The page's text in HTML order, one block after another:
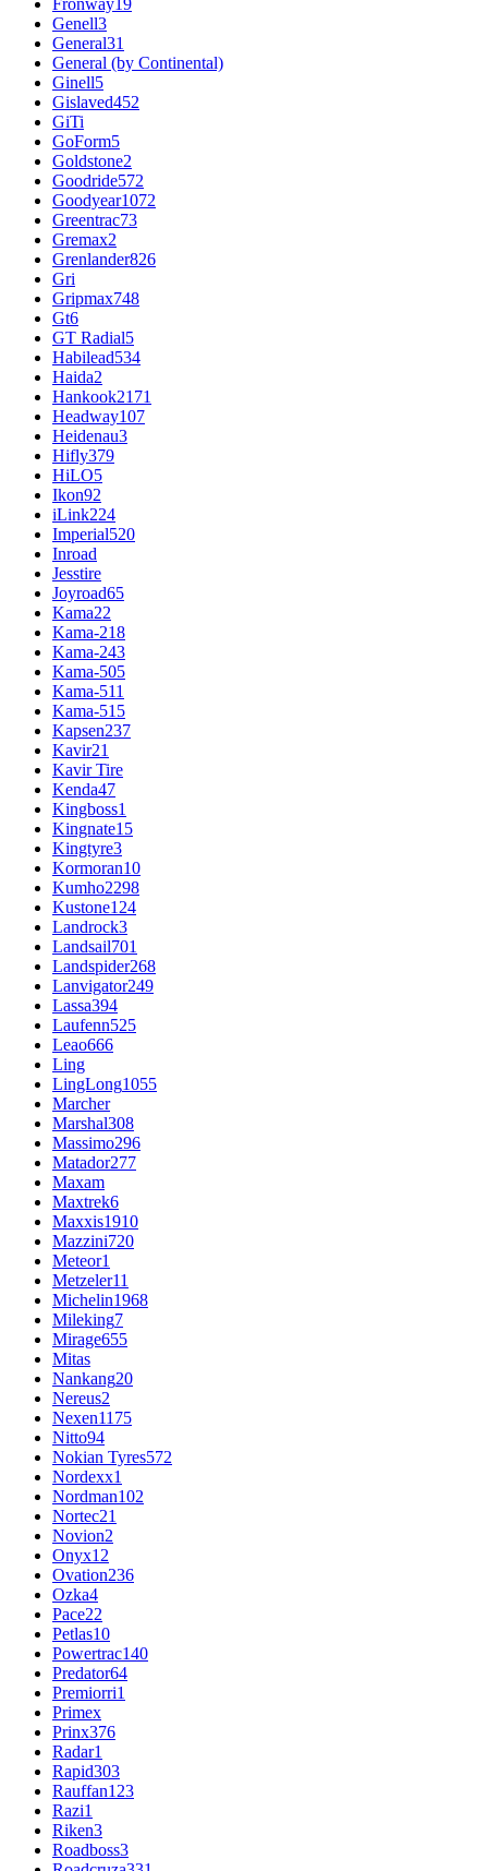
Fronway19
Genell3
General31
General (by Continental)
Ginell5
Gislaved452
GiTi
GoForm5
Goldstone2
Goodride572
Goodyear1072
Greentrac73
Gremax2
Grenlander826
Gri
Gripmax748
Gt6
GT Radial5
Habilead534
Haida2
Hankook2171
Headway107
Heidenau3
Hifly379
HiLO5
Ikon92
iLink224
Imperial520
Inroad
Jesstire
Joyroad65
Kama22
Kama-218
Kama-243
Kama-505
Kama-511
Kama-515
Kapsen237
Kavir21
Kavir Tire
Kenda47
Kingboss1
Kingnate15
Kingtyre3
Kormoran10
Kumho2298
Kustone124
Landrock3
Landsail701
Landspider268
Lanvigator249
Lassa394
Laufenn525
Leao666
Ling
LingLong1055
Marcher
Marshal308
Massimo296
Matador277
Maxam
Maxtrek6
Maxxis1910
Mazzini720
Meteor1
Metzeler11
Michelin1968
Mileking7
Mirage655
Mitas
Nankang20
Nereus2
Nexen1175
Nitto94
Nokian Tyres572
Nordexx1
Nordman102
Nortec21
Novion2
Onyx12
Ovation236
Ozka4
Pace22
Petlas10
Powertrac140
Predator64
Premiorri1
Primex
Prinx376
Radar1
Rapid303
Rauffan123
Razi1
Riken3
Roadboss3